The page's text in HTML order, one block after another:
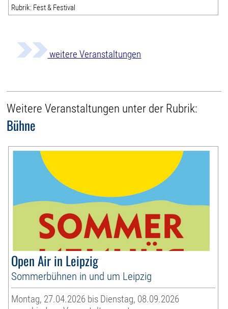
Rubrik: Fest & Festival
weitere Veranstaltungen
Weitere Veranstaltungen unter der Rubrik:
Bühne
Open Air in Leipzig
Sommerbühnen in und um Leipzig
Montag, 27.04.2026 bis Dienstag, 08.09.2026